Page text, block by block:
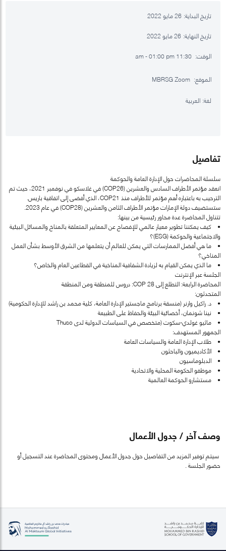
تاريخ البداية: 26 مايو 2022
تاريخ النهاية: 26 مايو 2022
الوقت:
الموقع:
لغة: العربية
تفاصيل
سلسلة المحاضرات حول الإدارة العامة والحوكمة
انعقد مؤتمر الأطراف السادس والعشرين (COP26) في غلاسكو في نوفمبر 2021، حيث تم
الترحيب به باعتباره أهم مؤتمر للأطراف منذ COP21، الذي أفضى إلى اتفاقية باريس.
ستستضيف دولة الإمارات مؤتمر الأطراف الثامن والعشرين (COP28) في عام 2023.
تتناول المحاضرة عدة محاور رئيسية من بينها:
• كيف يمكننا تطوير معيار عالمي للإفصاح عن المعايير المتعلقة بالمناخ والمسائل البيئية
والاجتماعية والحوكمة (ESG)؟
• ما هي أفضل الممارسات التي يمكن للعالم أن يتعلمها من الشرق الأوسط بشأن العمل
المناخي؟
• ما الذي يمكن القيام به لزيادة الشفافية المناخية في القطاعين العام والخاص؟
الجلسة عبر الإنترنت
المحاضرة الرابعة: التطلع إلى COP 28: دروس للمنطقة ومن المنطقة
المتحدثون:
• د. راكيل وارنر (منسقة برنامج ماجستير الإدارة العامة، كلية محمد بن راشد للإدارة الحكومية)
• نينا شونمان، أخصائية البيئة والحفاظ على الطبيعة
• ماثيو غولدي-سكوت (متخصص في السياسات الدولية لدى Thuso
الجمهور المستهدف:
• طلاب الإدارة العامة والسياسات العامة
• الأكاديميون والباحثون
• الدبلوماسيون
• موظفو الحكومة المحلية والاتحادية
• مستشارو الحوكمة العالمية
وصف آخر / جدول الأعمال
سيتم توفير المزيد من التفاصيل حول جدول الأعمال ومحتوى المحاضرة عند التسجيل أو
حضور الجلسة .